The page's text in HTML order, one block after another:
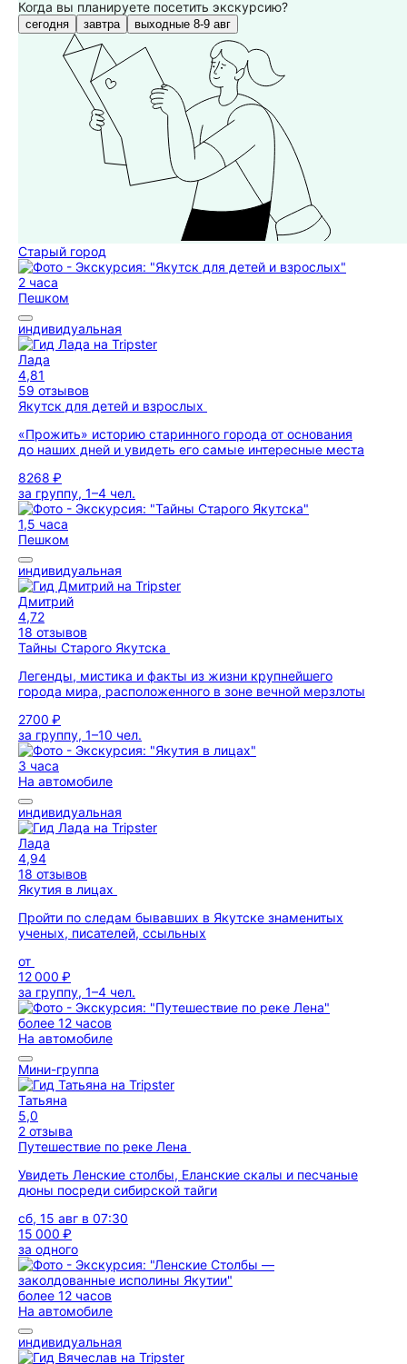
Когда вы планируете посетить экскурсию?
сегодня завтра выходные 8-9 авг
Старый город
2 часа
Пешком
индивидуальная
Лада
4,81
59 отзывов
Якутск для детей и взрослых
«Прожить» историю старинного города от основания
до наших дней и увидеть его самые интересные места
8268 ₽
за группу, 1–4 чел.
1,5 часа
Пешком
индивидуальная
Дмитрий
4,72
18 отзывов
Тайны Старого Якутска
Легенды, мистика и факты из жизни крупнейшего
города мира, расположенного в зоне вечной мерзлоты
2700 ₽
за группу, 1–10 чел.
3 часа
На автомобиле
индивидуальная
Лада
4,94
18 отзывов
Якутия в лицах
Пройти по следам бывавших в Якутске знаменитых
ученых, писателей, ссыльных
от
12 000 ₽
за группу, 1–4 чел.
более 12 часов
На автомобиле
Мини-группа
Татьяна
5,0
2 отзыва
Путешествие по реке Лена
Увидеть Ленские столбы, Еланские скалы и песчаные
дюны посреди сибирской тайги
сб, 15 авг в 07:30
15 000 ₽
за одного
более 12 часов
На автомобиле
индивидуальная